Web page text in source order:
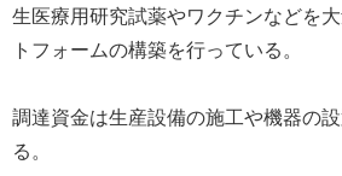
生医療用研究試薬やワクチンなどを
トフォームの構築を行っている。
調達資金は生産設備の施工や機器の
る。